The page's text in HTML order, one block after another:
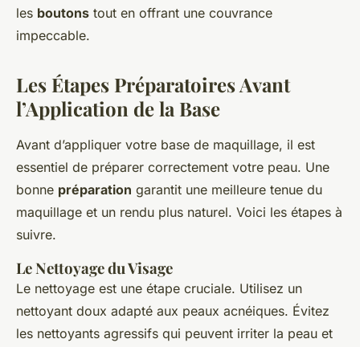
les boutons tout en offrant une couvrance
impeccable.
Les Étapes Préparatoires Avant
l’Application de la Base
Avant d’appliquer votre base de maquillage, il est
essentiel de préparer correctement votre peau. Une
bonne préparation garantit une meilleure tenue du
maquillage et un rendu plus naturel. Voici les étapes à
suivre.
Le Nettoyage du Visage
Le nettoyage est une étape cruciale. Utilisez un
nettoyant doux adapté aux peaux acnéiques. Évitez
les nettoyants agressifs qui peuvent irriter la peau et